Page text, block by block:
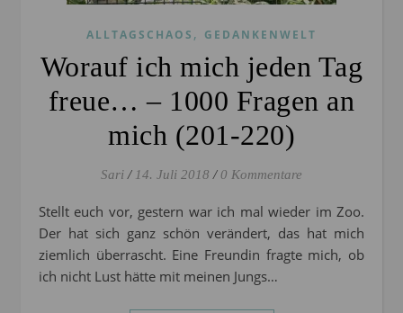
ALLTAGSCHAOS , GEDANKENWELT
Worauf ich mich jeden Tag
freue… – 1000 Fragen an
mich (201-220)
Sari / 14. Juli 2018 / 0 Kommentare
Stellt euch vor, gestern war ich mal wieder im Zoo.
Der hat sich ganz schön verändert, das hat mich
ziemlich überrascht. Eine Freundin fragte mich, ob
ich nicht Lust hätte mit meinen Jungs…